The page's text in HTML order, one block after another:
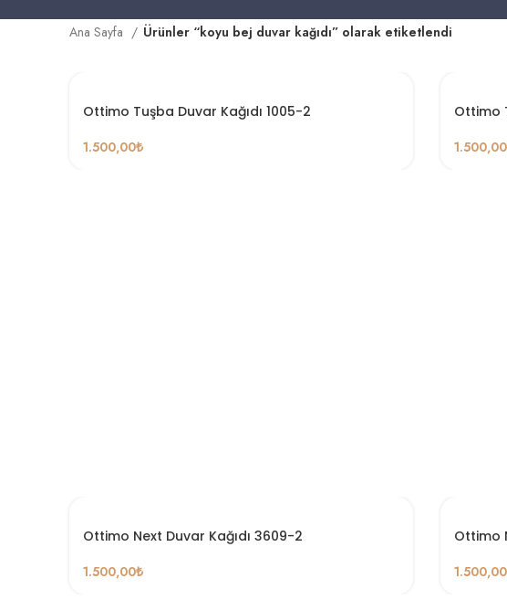
Ana Sayfa Ürünler “koyu bej duvar kağıdı” olarak etiketlendi
Ottimo Tuşba Duvar Kağıdı 1005-2
1.500,00₺
Ottimo
1.500,00
Ottimo Next Duvar Kağıdı 3609-2
1.500,00₺
Ottimo
1.500,00